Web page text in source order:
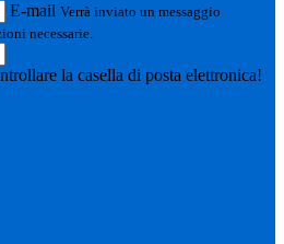
E-mail Verrà inviato un messaggio
necessarie.
la casella di posta elettronica!